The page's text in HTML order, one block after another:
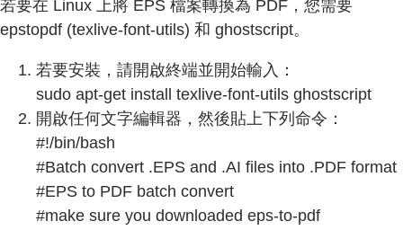
若要在 Linux 上將 EPS 檔案轉換為 PDF，您需要
epstopdf (texlive-font-utils) 和 ghostscript。
若要安裝，請開啟終端並開始輸入：
sudo apt-get install texlive-font-utils ghostscript
開啟任何文字編輯器，然後貼上下列命令：
#!/bin/bash
#Batch convert .EPS and .AI files into .PDF format
#EPS to PDF batch convert
#make sure you downloaded eps-to-pdf